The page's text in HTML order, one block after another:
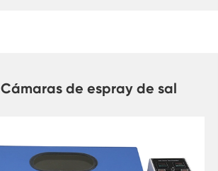
Cámaras de espray de sal